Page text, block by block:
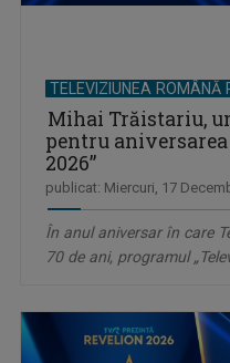
TELEVIZIUNEA ROMÂNĂ
Mihai Trăistariu,
pentru aniversarea
2026”
publicat: Miercuri, 17
În anul aniversar în care
70 de ani, programul